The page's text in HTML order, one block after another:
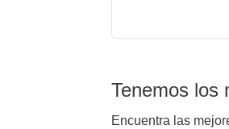
Tenemos los
Encuentra las